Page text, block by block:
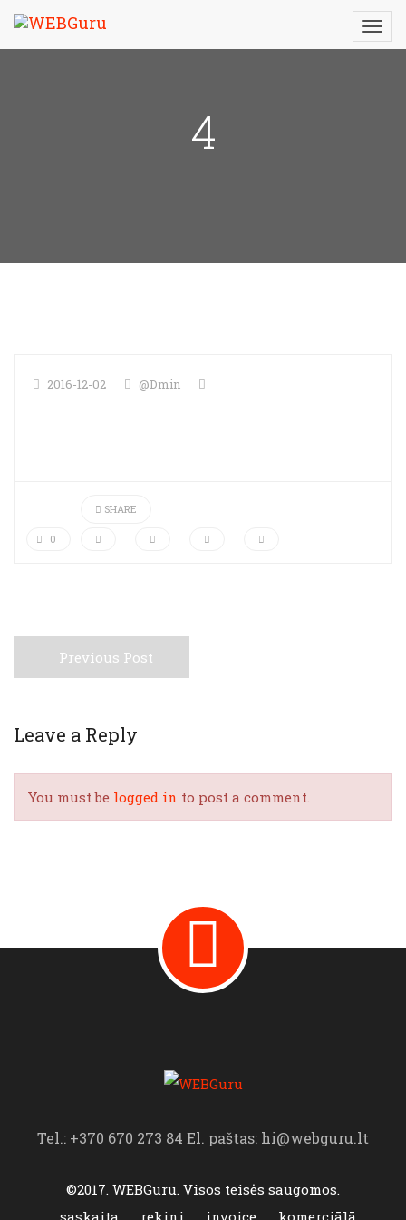
4
2016-12-02 @dmin
0
SHARE
Previous Post
Leave a Reply
You must be logged in to post a comment.
Tel.: +370 670 273 84 El. paštas: hi@webguru.lt
©2017. WEBGuru. Visos teisės saugomos.
saskaita
rekini invoice komerciālā